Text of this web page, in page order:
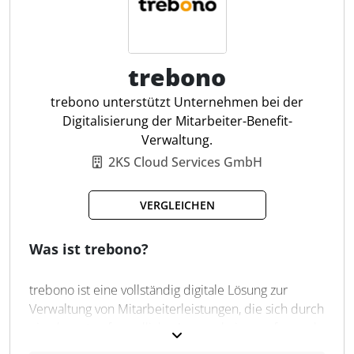
automatisierten Einhaltung steuerlicher und
Individuelle Benefits
Digitale Verwaltung
Vielfältige Mobilitätsoptionen
Transparente Budgetübersicht
Rechtssichere Verwaltung
Detaillierte Berichte
Automatisierte Abrechnung
Homeoffice-Zuschuss
trebono
trebono unterstützt Unternehmen bei der
Digitalisierung der Mitarbeiter-Benefit-
Verwaltung.
2KS Cloud Services GmbH
VERGLEICHEN
Was ist trebono?
trebono ist eine vollständig digitale Lösung zur
Verwaltung von Mitarbeiterleistungen, die sich durch